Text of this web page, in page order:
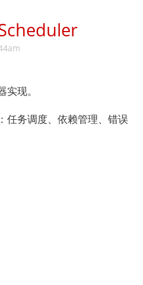
现。
任务调度、依赖管理、错误